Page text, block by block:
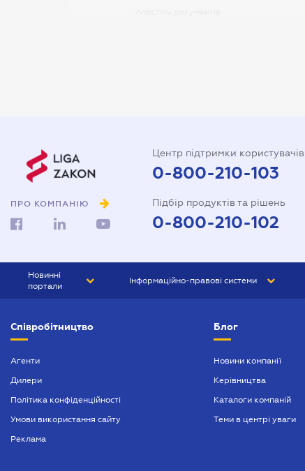
інтересів в суді
Довіреність на реєстрацію
майном
Договір купівлі-продажу
ПРО КОМПАНІЮ
Центр підтримки користувачів
0-800-210-103
Підбір продуктів та рішень
0-800-210-102
Новинні
портали
БІЗНЕС
Інформаційно-правові системи
БУХГАЛТЕР ПРОФ
Співробітництво
Агенти
Дилери
Політика конфіденційності
Умови використання сайту
Реклама
Блог
Новини компанії
Керівництва
Каталоги компаній
Теми в центрі уваги